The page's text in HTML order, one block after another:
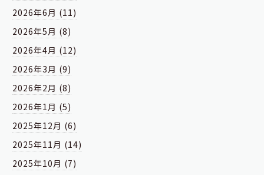
2026年6月 (11)
2026年5月 (8)
2026年4月 (12)
2026年3月 (9)
2026年2月 (8)
2026年1月 (5)
2025年12月 (6)
2025年11月 (14)
2025年10月 (7)